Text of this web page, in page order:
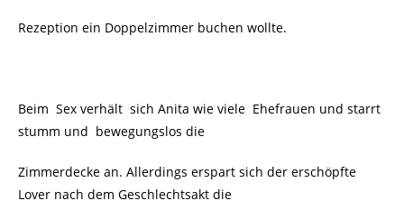
Rezeption ein Doppelzimmer buchen wollte.
Beim Sex verhält sich Anita wie viele Ehefrauen und starrt
stumm und bewegungslos die
Zimmerdecke an. Allerdings erspart sich der erschöpfte
Lover nach dem Geschlechtsakt die